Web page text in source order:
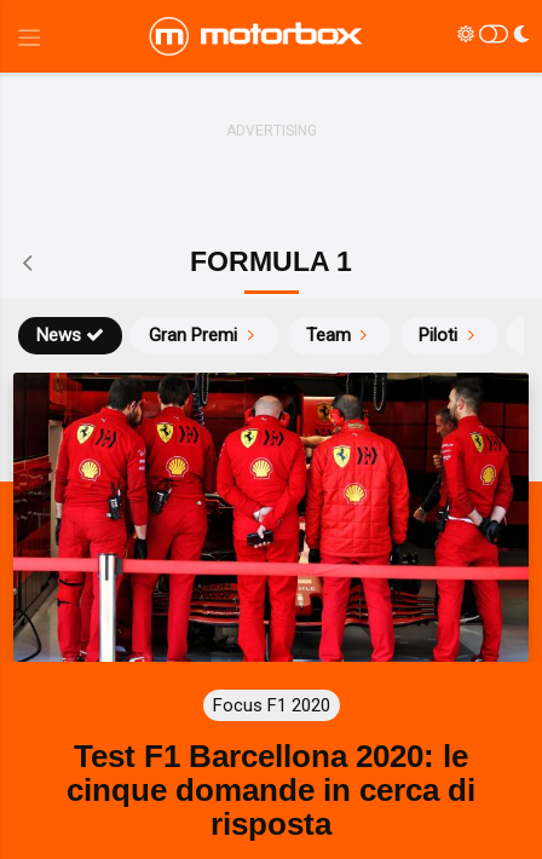
FORMULA 1
News Gran Premi Team Piloti
Focus F1 2020
Test F1 Barcellona 2020: le
cinque domande in cerca di
risposta